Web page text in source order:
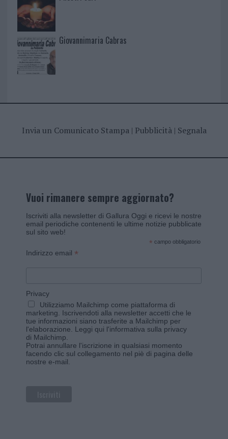
Giovannimaria Cabras
Invia un Comunicato Stampa| Pubblicità| Segnala
Vuoi rimanere sempre aggiornato?
Iscriviti alla newsletter di Gallura Oggi e ricevi le nostre
email periodiche contenenti le ultime notizie pubblicate
sul sito web!
* campo obbligatorio
Indirizzo email *
Privacy
Utilizziamo Mailchimp come piattaforma di
marketing. Iscrivendoti alla newsletter accetti che le
tue informazioni siano trasferite a Mailchimp per
l'elaborazione. Leggi qui l'informativa sulla privacy
di Mailchimp
Potrai annullare l'iscrizione in qualsiasi momento
facendo clic sul collegamento nel piè di pagina delle
nostre e-mail.